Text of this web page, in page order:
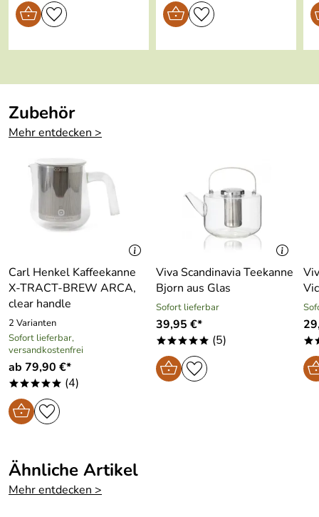
Geeignet für
Geeignet für
Mikrowelle:
Gefriertruhe:
Geschenkkarto
Zubehör
Mehr entdecken >
Carl Henkel Kaffeekanne
X-TRACT-BREW ARCA,
clear handle
2 Varianten
Sofort lieferbar,
versandkostenfrei
ab 79,90 €*
***** (4)
Viva Scandinavia Teekanne
Bjorn aus Glas
Sofort lieferbar
39,95 €*
***** (5)
Ähnliche Artikel
Mehr entdecken >